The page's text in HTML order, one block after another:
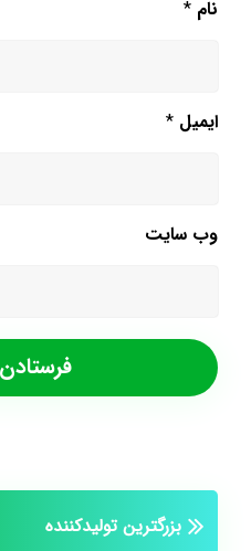
نام *
ایمیل *
وب‌ سایت
بزرگترین تولیدکننده